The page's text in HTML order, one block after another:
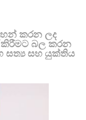
කරන ලද
බල කරන
සත්‍ය සහ යුක්තිය